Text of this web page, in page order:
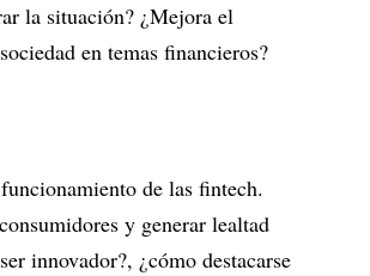
la situación? ¿Mejora el
en temas financieros?
de las fintech.
y generar lealtad
innovador?, ¿cómo destacarse